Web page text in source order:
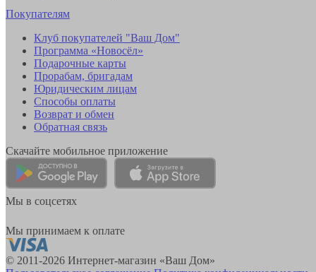
Покупателям
Клуб покупателей "Ваш Дом"
Программа «Новосёл»
Подарочные карты
Прорабам, бригадам
Юридическим лицам
Способы оплаты
Возврат и обмен
Обратная связь
Скачайте мобильное приложение
Мы в соцсетях
Мы принимаем к оплате
© 2011-2026 Интернет-магазин «Ваш Дом»